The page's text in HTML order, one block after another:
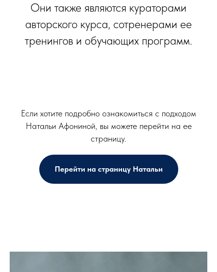
Они также являются кураторами
авторского курса, сотренерами ее
тренингов и обучающих программ.
Если хотите подробно ознакомиться с подходом
Натальи Афониной, вы можете перейти на ее
страницу.
Перейти на страницу Натальи